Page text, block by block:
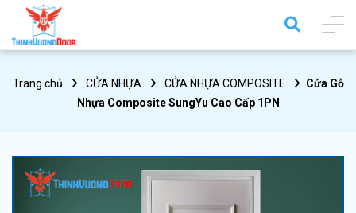
Trang chủ CỬA NHỰA CỬA NHỰA COMPOSITE
Cửa Gỗ
Nhựa Composite SungYu Cao Cấp 1PN